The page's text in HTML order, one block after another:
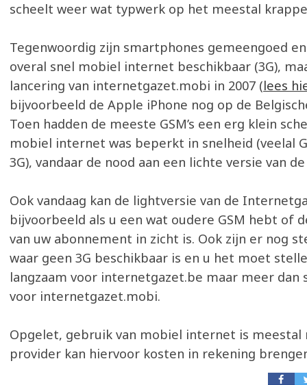
scheelt weer wat typwerk op het meestal
Tegenwoordig zijn smartphones gemeengoed
overal snel mobiel internet beschikbaar (3G),
lancering van internetgazet.mobi in 2007 (lees
bijvoorbeeld de Apple iPhone nog op de
Toen hadden de meeste GSM’s een erg klein
mobiel internet was beperkt in snelheid (veelal
3G), vandaar de nood aan een lichte versie van
Ook vandaag kan de lightversie van de
bijvoorbeeld als u een wat oudere GSM hebt of
van uw abonnement in zicht is. Ook zijn er nog
waar geen 3G beschikbaar is en u het moet
langzaam voor internetgazet.be maar meer dan
voor internetgazet.mobi.
Opgelet, gebruik van mobiel internet is meestal
provider kan hiervoor kosten in rekening